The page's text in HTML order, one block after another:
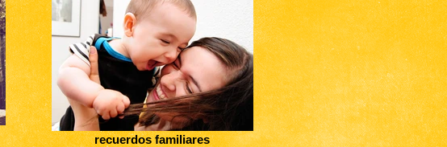
recuerdos familiares